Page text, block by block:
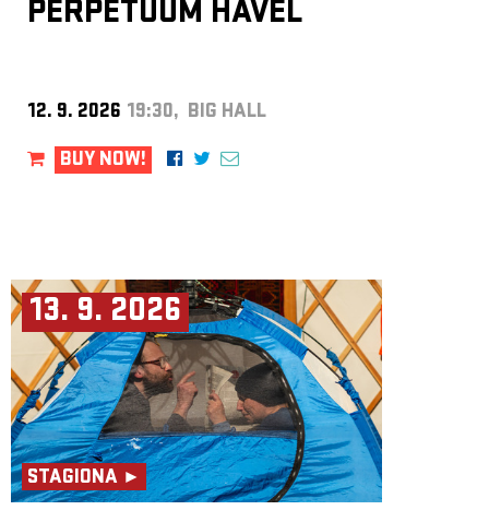
PERPETUUM HAVEL
12. 9. 2026 19:30, BIG HALL
BUY NOW!
13. 9. 2026
STAGIONA ►